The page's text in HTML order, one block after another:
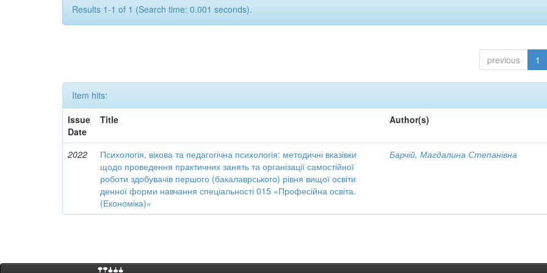
Results 1-1 of 1 (Search time: 0.001 seconds).
previous 1
Item hits:
Issue
Date
Title Author(s)
2022
Психологія, вікова та педагогічна психологія: методичні вказівки
щодо проведення практичних занять та організації самостійної
роботи здобувачів першого (бакалаврського) рівня вищої освіти
денної форми навчання спеціальності 015 «Професійна освіта.
(Економіка)»
Барчій, Магдалина Степанівна